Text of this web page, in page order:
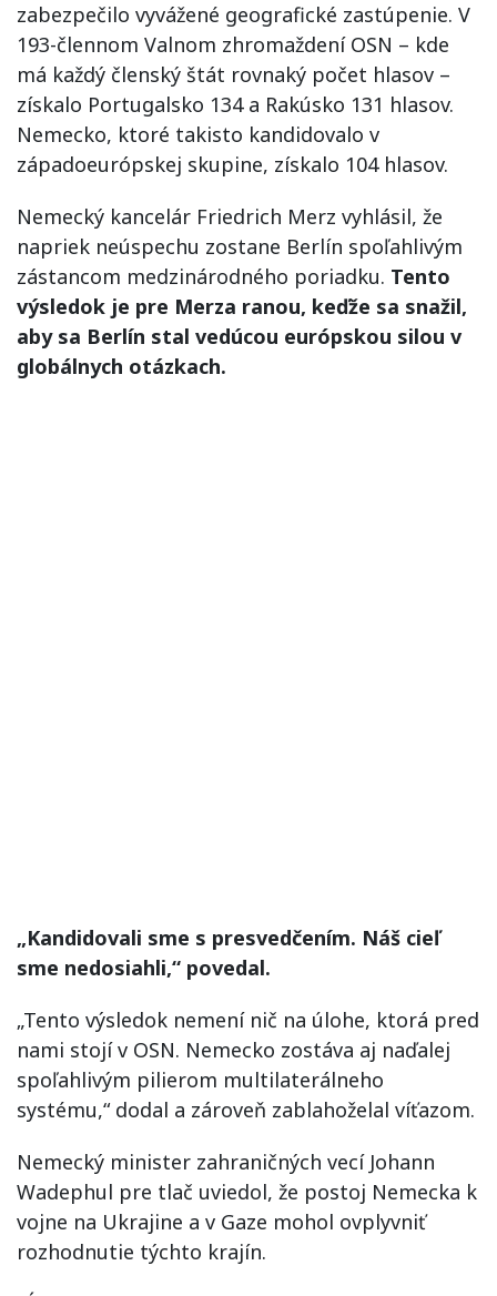
zabezpečilo vyvážené geografické zastúpenie. V
193-člennom Valnom zhromaždení OSN – kde
má každý členský štát rovnaký počet hlasov –
získalo Portugalsko 134 a Rakúsko 131 hlasov.
Nemecko, ktoré takisto kandidovalo v
západoeurópskej skupine, získalo 104 hlasov.
Nemecký kancelár Friedrich Merz vyhlásil, že
napriek neúspechu zostane Berlín spoľahlivým
zástancom medzinárodného poriadku. Tento
výsledok je pre Merza ranou, keďže sa snažil,
aby sa Berlín stal vedúcou európskou silou v
globálnych otázkach.
„Kandidovali sme s presvedčením. Náš cieľ
sme nedosiahli,“ povedal.
„Tento výsledok nemení nič na úlohe, ktorá pred
nami stojí v OSN. Nemecko zostáva aj naďalej
spoľahlivým pilierom multilaterálneho
systému,“ dodal a zároveň zablahoželal víťazom.
Nemecký minister zahraničných vecí Johann
Wadephul pre tlač uviedol, že postoj Nemecka k
vojne na Ukrajine a v Gaze mohol ovplyvniť
rozhodnutie týchto krajín.